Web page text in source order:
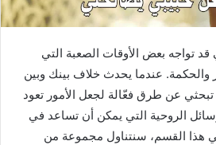
تواجه بعض الأوقات الصعبة التي
والحكمة. عندما يحدث خلاف بينك وبين
عن طرق فعّالة لجعل الأمور تعود
الروحية التي يمكن أن تساعد في
هذا القسم، سنتناول مجموعة من